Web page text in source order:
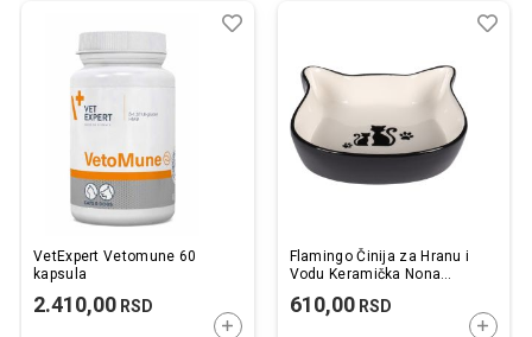
VetExpert Vetomune 60
kapsula
2.410,00 RSD
DODAJTE U KORPU
Dodaj
Uporedi
Flamingo Činija za Hranu i
Vodu Keramička Nona
610,00RSD